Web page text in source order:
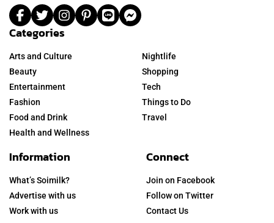
Categories
Arts and Culture
Beauty
Entertainment
Fashion
Food and Drink
Health and Wellness
Nightlife
Shopping
Tech
Things to Do
Travel
Information
What’s Soimilk?
Advertise with us
Work with us
Connect
Join on Facebook
Follow on Twitter
Contact Us